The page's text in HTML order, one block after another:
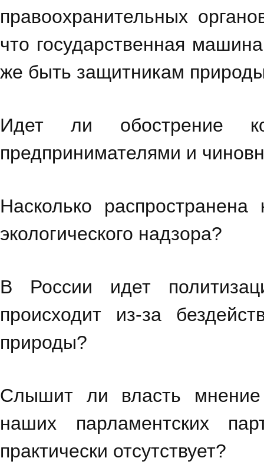
правоохранительных
что государственная
же быть защитникам
Идет ли обострение
предпринимателями и
Насколько
экологического надзора?
В России идет
происходит из-за
природы?
Слышит ли власть мнение
наших парламентских
практически отсутствует?